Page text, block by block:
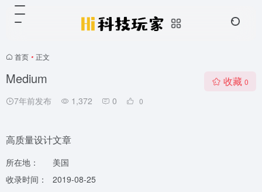
首页 • 正文
Medium
7年前发布 1,372 0 0
收藏 0
高质量设计文章
所在地：
美国
收录时间：
2019-08-25